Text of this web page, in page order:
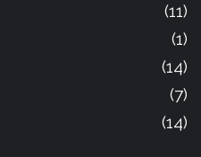
(11)
(1)
(14)
(7)
(14)